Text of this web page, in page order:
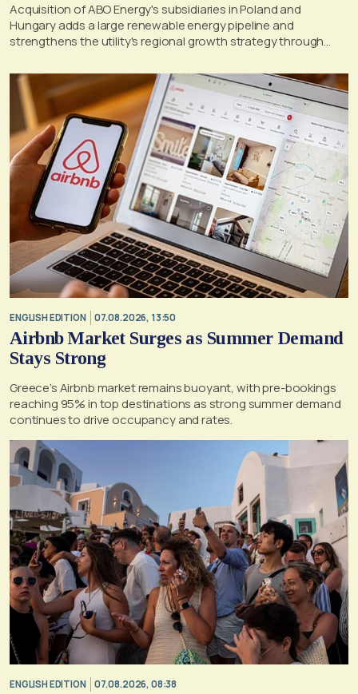
Acquisition of ABO Energy's subsidiaries in Poland and
Hungary adds a large renewable energy pipeline and
strengthens the utility's regional growth strategy through
ENGLISH EDITION 07.08.2026, 13:50
Airbnb Market Surges as Summer Demand
Stays Strong
Greece’s Airbnb market remains buoyant, with pre-bookings
reaching 95% in top destinations as strong summer demand
continues to drive occupancy and rates.
ENGLISH EDITION 07.08.2026, 08:38